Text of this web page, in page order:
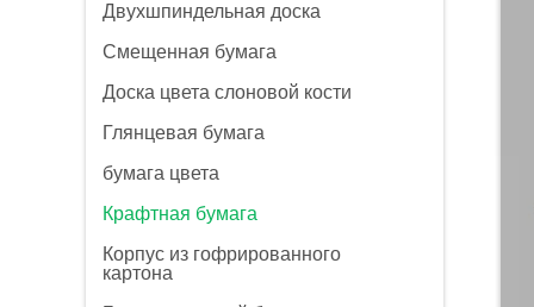
Двухшпиндельная доска
Смещенная бумага
Доска цвета слоновой кости
Глянцевая бумага
бумага цвета
Крафтная бумага
Корпус из гофрированного
картона